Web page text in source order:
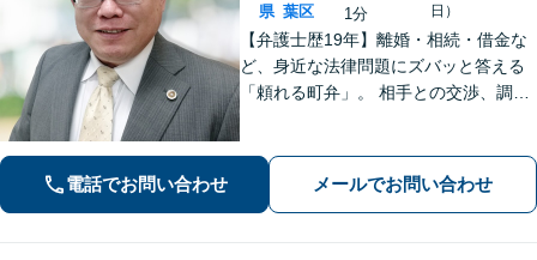
県 葉区
1分
日）
【弁護士歴19年】離婚・相続・借金な
ど、身近な法律問題にズバッと答える
「頼れる町弁」。 相手との交渉、調
談料30分1,100円】【大町西公園駅1
分】【夜間・休日対応可能】
電話でお問い合わせ メールでお問い合わせ